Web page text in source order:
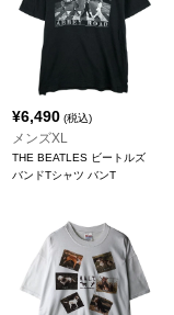
¥6,490 (税込)
メンズXL
THE BEATLES ビートルズ
バンドTシャツ バンT